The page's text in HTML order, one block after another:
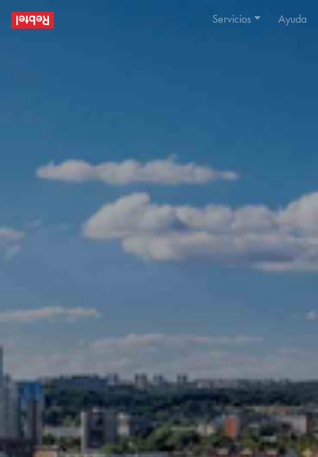
Servicios Ayuda